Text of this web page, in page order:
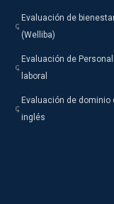
Evaluación de
(Welliba)
Evaluación de
laboral
Evaluación de dominio
inglés